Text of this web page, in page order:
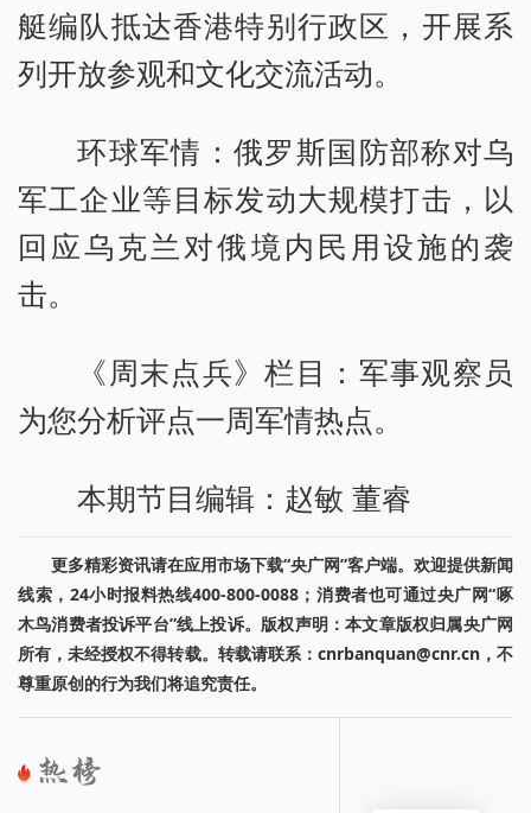
艇编队抵达香港特别行政区，开展系
列开放参观和文化交流活动。
环球军情：俄罗斯国防部称对乌
军工企业等目标发动大规模打击，以
回应乌克兰对俄境内民用设施的袭
击。
《周末点兵》栏目：军事观察员
为您分析评点一周军情热点。
本期节目编辑：赵敏 董睿
更多精彩资讯请在应用市场下载“央广网”客户端。欢迎提供新闻
线索，24小时报料热线400-800-0088；消费者也可通过央广网“啄
木鸟消费者投诉平台”线上投诉。版权声明：本文章版权归属央广网
所有，未经授权不得转载。转载请联系：cnrbanquan@cnr.cn，不
尊重原创的行为我们将追究责任。